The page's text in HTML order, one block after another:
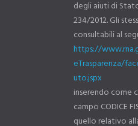
degli aiuti di
234/2012. Gli
consultabili al
https://
eTrasparenza/
uto.jspx
inserendo come
campo CODICE
quello relativo